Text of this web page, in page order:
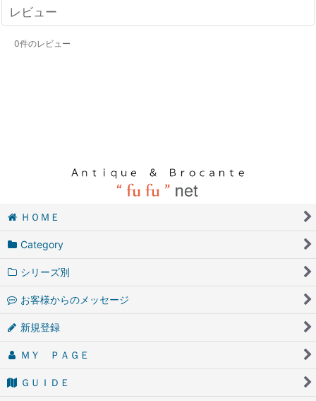
レビュー
0件のレビュー
ＨＯＭＥ
Category
シリーズ別
お客様からのメッセージ
新規登録
ＭＹ ＰＡＧＥ
ＧＵＩＤＥ